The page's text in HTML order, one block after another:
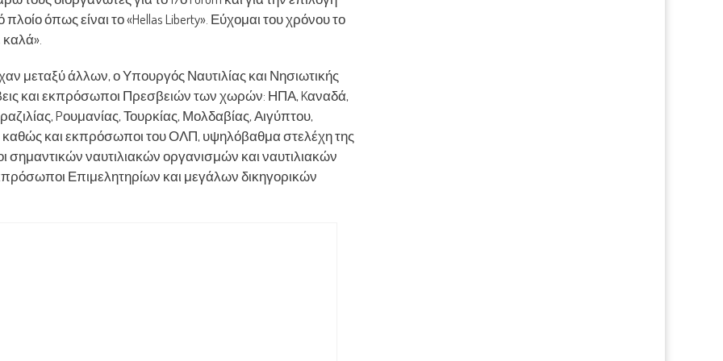
όπως είναι το «Hellas Liberty». Εύχομαι του χρόνου το
καλά».
μεταξύ άλλων, ο Υπουργός Ναυτιλίας και Νησιωτικής
και εκπρόσωποι Πρεσβειών των χωρών: ΗΠΑ, Kαναδά,
Pουμανίας, Τουρκίας, Μολδαβίας, Αιγύπτου,
και εκπρόσωποι του ΟΛΠ, υψηλόβαθμα στελέχη της
σημαντικών ναυτιλιακών οργανισμών και ναυτιλιακών
Επιμελητηρίων και μεγάλων δικηγορικών